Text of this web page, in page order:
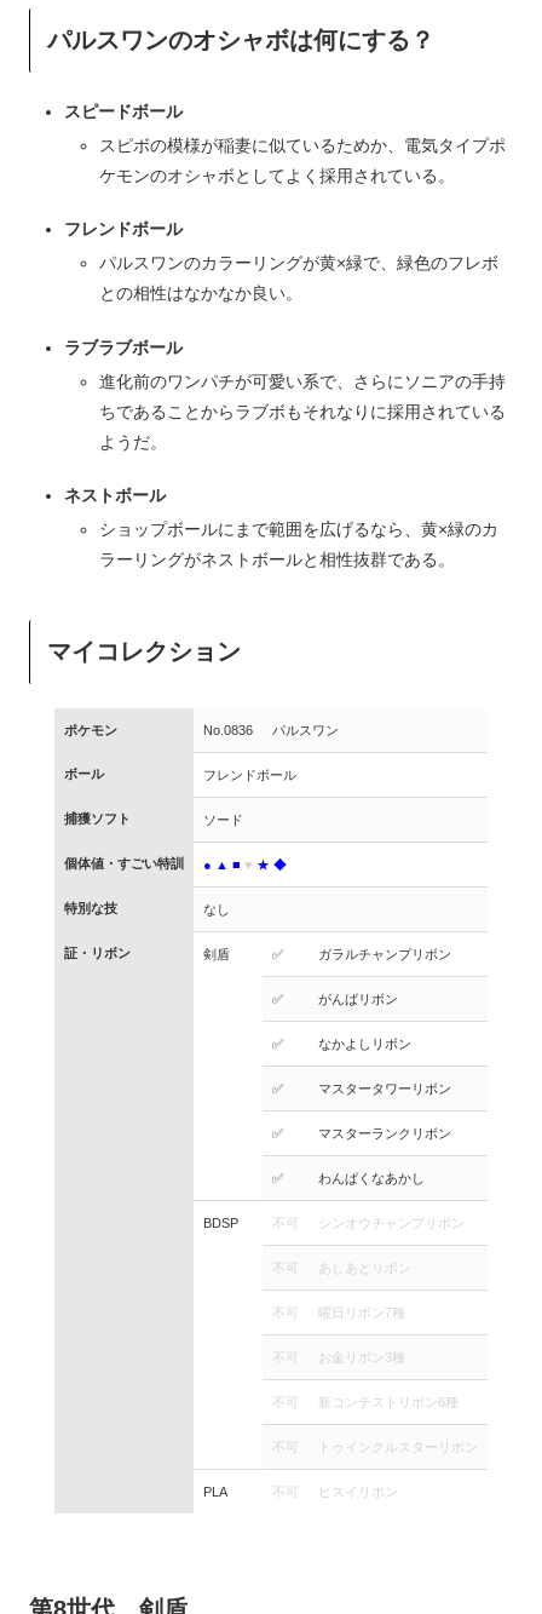
パルスワンのオシャボは何にする？
スピードボール
スピボの模様が稲妻に似ているためか、電気タイプポ
ケモンのオシャボとしてよく採用されている。
フレンドボール
パルスワンのカラーリングが黄×緑で、緑色のフレボ
との相性はなかなか良い。
ラブラブボール
進化前のワンパチが可愛い系で、さらにソニアの手持
ちであることからラブボもそれなりに採用されている
ようだ。
ネストボール
ショップボールにまで範囲を広げるなら、黄×緑のカ
ラーリングがネストボールと相性抜群である。
マイコレクション
ポケモン No.0836 パルスワン
ボール フレンドボール
捕獲ソフト ソード
個体値・すごい特訓 ● ▲ ■ ♥ ★ ◆
特別な技 なし
証・リボン 剣盾 ✅ ガラルチャンプリボン
✅ がんばリボン
✅ なかよしリボン
✅ マスタータワーリボン
✅ マスターランクリボン
✅ わんぱくなあかし
BDSP 不可 シンオウチャンプリボン
不可 あしあとリボン
不可 曜日リボン7種
不可 お金リボン3種
不可 新コンテストリボン6種
不可 トゥインクルスターリボン
PLA 不可 ヒスイリボン